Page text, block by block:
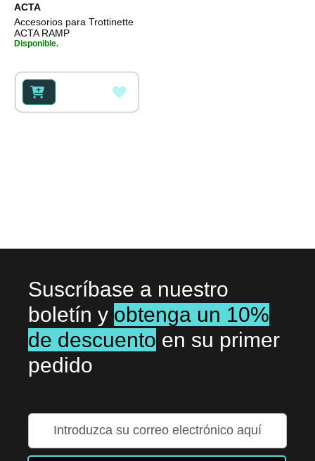
ACTA
Accesorios para Trottinette
ACTA RAMP
Disponible.
A
Suscríbase a nuestro
boletín y obtenga un 10%
de descuento en su primer
pedido
nuestro